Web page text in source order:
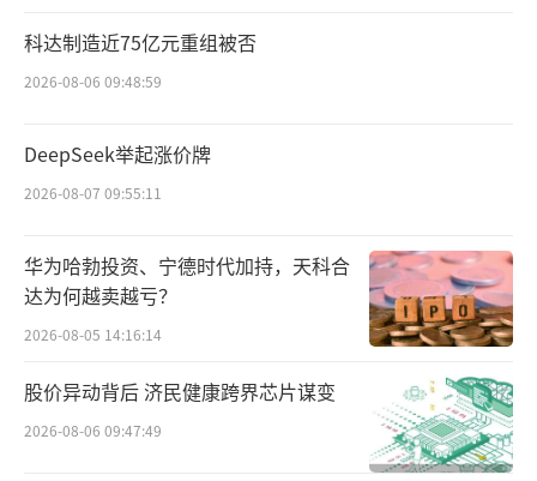
通过收购国联电子，信音电子完成了业务
架构重塑，一改过往消费电子单打独斗的单一
成“笔记本电脑及消费电子+汽车电子”双轮驱
动发展的新格局，实现传统业务与新兴业务的
在并购落地之前，信音电子主营笔记本电
脑、消费电子连接器及精密组件产品，深耕笔
记本连接器领域多年，已形成深厚的技术积
淀、稳定的客户资源和规模化生产配套能力，
并在行业内建立起较高的品牌知名度。
科达制造近75亿元重组被否
2026-08-06 09:48:59
DeepSeek举起涨价牌
2026-08-07 09:55:11
华为哈勃投资、宁德时代加持，天科合
达为何越卖越亏？
2026-08-05 14:16:14
股价异动背后 济民健康跨界芯片谋变
2026-08-06 09:47:49